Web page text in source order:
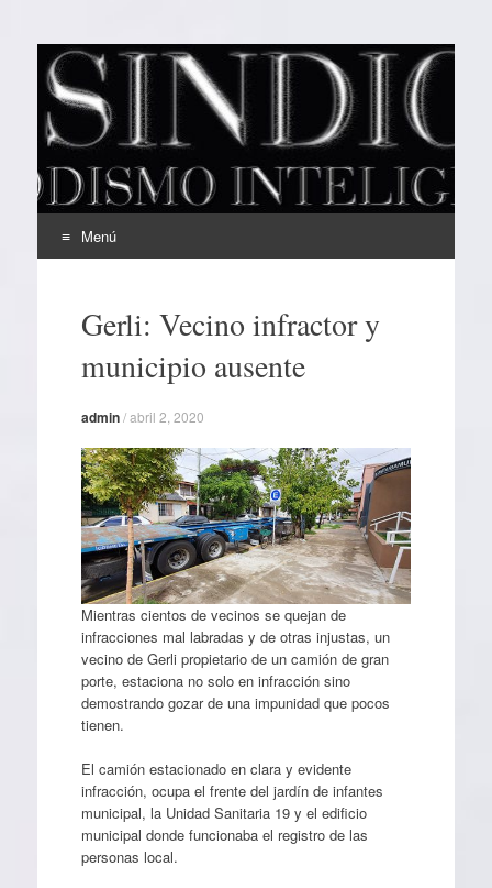
EL SINDICAL
Periodismo Inteligente
Menú
contenidoGerli: Vecino infractor y
municipio ausente
admin/abril 2, 2020
Mientras cientos de vecinos se quejan de
infracciones mal labradas y de otras injustas, un
vecino de Gerli propietario de un camión de gran
porte, estaciona no solo en infracción sino
demostrando gozar de una impunidad que pocos
tienen.
El camión estacionado en clara y evidente
infracción, ocupa el frente del jardín de infantes
municipal, la Unidad Sanitaria 19 y el edificio
municipal donde funcionaba el registro de las
personas local.